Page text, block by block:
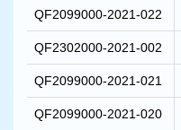
QF2099000-2021-022
QF2302000-2021-002
QF2099000-2021-021
QF2099000-2021-020